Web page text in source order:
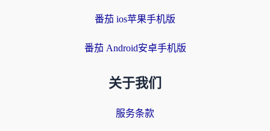
番茄 ios苹果手机版
番茄 Android安卓手机版
关于我们
服务条款